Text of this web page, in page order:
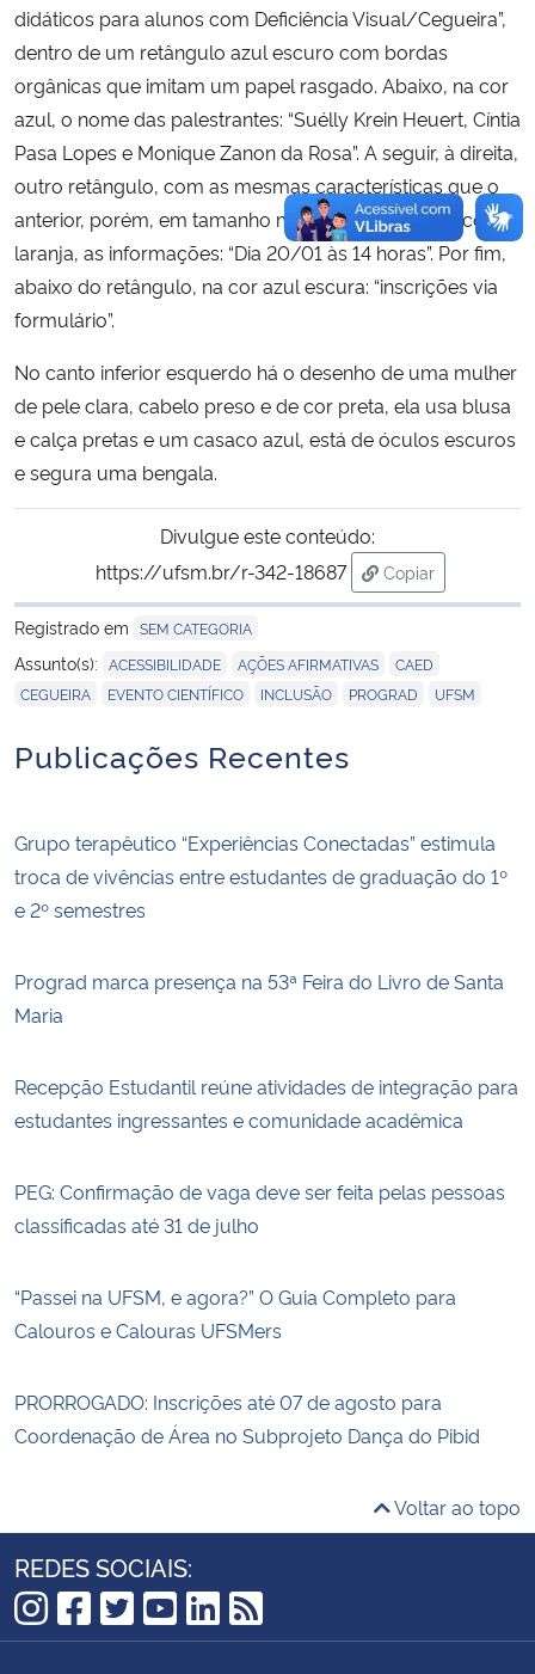
didáticos para alunos com Deficiência Visual/Cegueira”,
dentro de um retângulo azul escuro com bordas
orgânicas que imitam um papel rasgado. Abaixo, na cor
azul, o nome das palestrantes: “Suélly Krein Heuert, Cíntia
Pasa Lopes e Monique Zanon da Rosa”. A seguir, à direita,
outro retângulo, com as mesmas características que o
anterior, porém, em tamanho menor, contendo, na cor
laranja, as informações: “Dia 20/01 às 14 horas”. Por fim,
abaixo do retângulo, na cor azul escura: “inscrições via
formulário”.
No canto inferior esquerdo há o desenho de uma mulher
de pele clara, cabelo preso e de cor preta, ela usa blusa
e calça pretas e um casaco azul, está de óculos escuros
e segura uma bengala.
Divulgue este conteúdo:
https://ufsm.br/r-342-18687
Copiar
para área de
Registrado em SEM CATEGORIA
Assunto(s): ACESSIBILIDADE AÇÕES AFIRMATIVAS CAED
CEGUEIRA EVENTO CIENTÍFICO INCLUSÃO PROGRAD UFSM
Publicações Recentes
Grupo terapêutico “Experiências Conectadas” estimula
troca de vivências entre estudantes de graduação do 1º
e 2º semestres
Prograd marca presença na 53ª Feira do Livro de Santa
Maria
Recepção Estudantil reúne atividades de integração para
estudantes ingressantes e comunidade acadêmica
PEG: Confirmação de vaga deve ser feita pelas pessoas
classificadas até 31 de julho
“Passei na UFSM, e agora?” O Guia Completo para
Calouros e Calouras UFSMers
PRORROGADO: Inscrições até 07 de agosto para
Coordenação de Área no Subprojeto Dança do Pibid
Voltar ao topo
REDES SOCIAIS:
Instagram
Facebook
Twitter
YouTube
LinkedIn
RSS